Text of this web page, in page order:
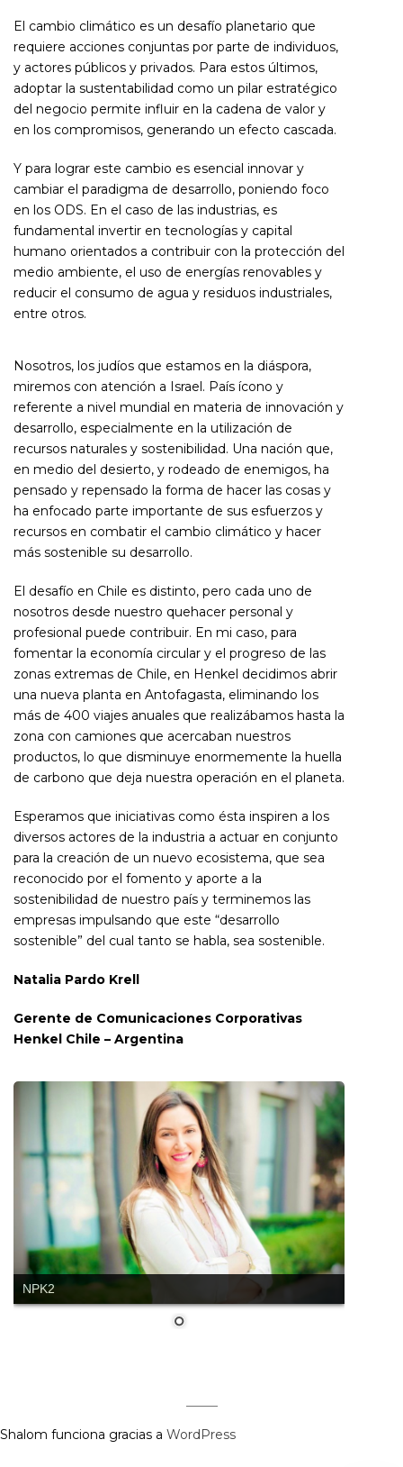
El cambio climático es un desafío planetario que
requiere acciones conjuntas por parte de individuos,
y actores públicos y privados. Para estos últimos,
adoptar la sustentabilidad como un pilar estratégico
del negocio permite influir en la cadena de valor y
en los compromisos, generando un efecto cascada.
Y para lograr este cambio es esencial innovar y
cambiar el paradigma de desarrollo, poniendo foco
en los ODS. En el caso de las industrias, es
fundamental invertir en tecnologías y capital
humano orientados a contribuir con la protección del
medio ambiente, el uso de energías renovables y
reducir el consumo de agua y residuos industriales,
entre otros.
Nosotros, los judíos que estamos en la diáspora,
miremos con atención a Israel. País ícono y
referente a nivel mundial en materia de innovación y
desarrollo, especialmente en la utilización de
recursos naturales y sostenibilidad. Una nación que,
en medio del desierto, y rodeado de enemigos, ha
pensado y repensado la forma de hacer las cosas y
ha enfocado parte importante de sus esfuerzos y
recursos en combatir el cambio climático y hacer
más sostenible su desarrollo.
El desafío en Chile es distinto, pero cada uno de
nosotros desde nuestro quehacer personal y
profesional puede contribuir. En mi caso, para
fomentar la economía circular y el progreso de las
zonas extremas de Chile, en Henkel decidimos abrir
una nueva planta en Antofagasta, eliminando los
más de 400 viajes anuales que realizábamos hasta la
zona con camiones que acercaban nuestros
productos, lo que disminuye enormemente la huella
de carbono que deja nuestra operación en el planeta.
Esperamos que iniciativas como ésta inspiren a los
diversos actores de la industria a actuar en conjunto
para la creación de un nuevo ecosistema, que sea
reconocido por el fomento y aporte a la
sostenibilidad de nuestro país y terminemos las
empresas impulsando que este “desarrollo
sostenible” del cual tanto se habla, sea sostenible.
Natalia Pardo Krell
Gerente de Comunicaciones Corporativas
Henkel Chile – Argentina
NPK2
Shalom funciona gracias a WordPress